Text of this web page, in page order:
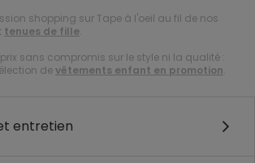
shopping sur Tape à l'oeil au fil de nos
tenues de fille.
sans compromis sur le style ni la qualité :
devêtements enfant en promotion.
entretien